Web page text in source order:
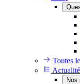
Toutes
Nos